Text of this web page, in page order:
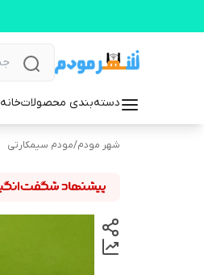
دسته‌بندی محصولاتخانه
شهر مودم/مودم سیمکارتی